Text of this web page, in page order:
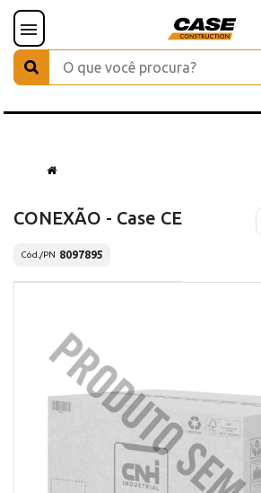
CONEXÃO - Case CE
Cód./PN 8097895